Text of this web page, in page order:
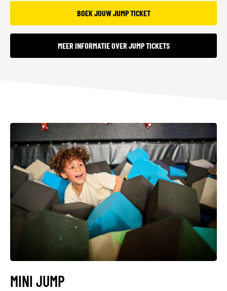
BOEK JOUW JUMP TICKET
MEER INFORMATIE OVER JUMP TICKETS
MINI JUMP